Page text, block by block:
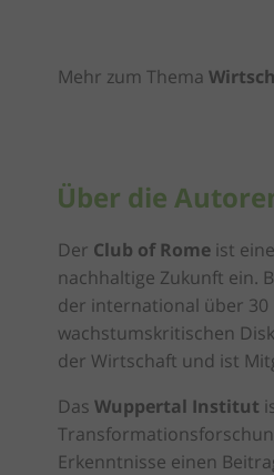
Mehr zum Thema
Über die
Der Club of Rome ist
nachhaltige Zukunft ein.
der international über 30
wachstumskritischen
der Wirtschaft und ist
Das Wuppertal Institut
Erkenntnisse einen